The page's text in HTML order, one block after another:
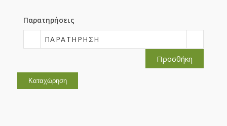
Παρατηρήσεις
ΠΑΡΑΤΉΡΗΣΗ
Προσθήκη